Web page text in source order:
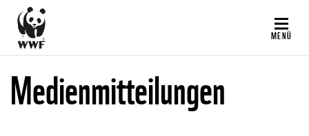
Direkt
zum
Inhalt
MENÜ
Medienmitteilungen